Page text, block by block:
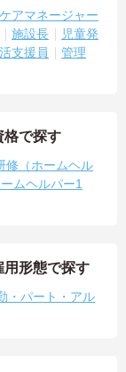
ケアマネージャー
施設長
児童発
支援員
管理
格で探す
修（ホームヘル
ムヘルパー1
用形態で探す
・パート・アル